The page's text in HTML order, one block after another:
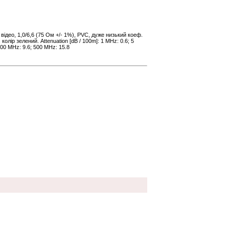
відео, 1,0/6,6 (75 Ом +/- 1%), PVC, дуже низький коеф.
зелений. Attenuation [dB / 100m]: 1 MHz: 0.6; 5
MHz: 9.6; 500 MHz: 15.8